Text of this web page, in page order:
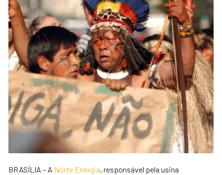
BRASÍLIA – A Norte Energia, responsável pela usina